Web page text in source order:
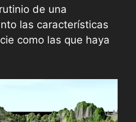
de una
las características
como las que haya